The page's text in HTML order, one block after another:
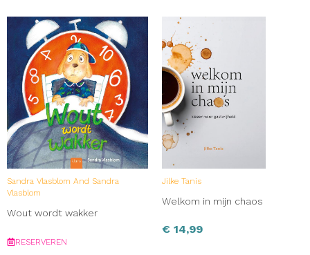
Sandra Vlasblom And Sandra
Vlasblom
Wout wordt wakker
RESERVEREN
Jilke Tanis
Welkom in mijn chaos
€ 14,99